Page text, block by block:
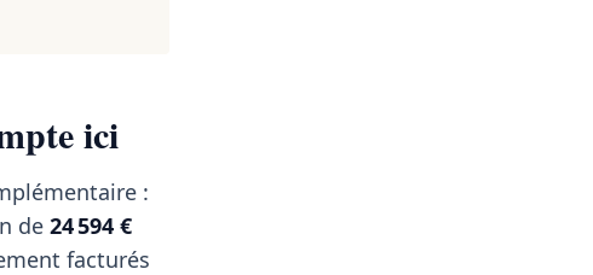
ici
:
de 24 594 €
facturés